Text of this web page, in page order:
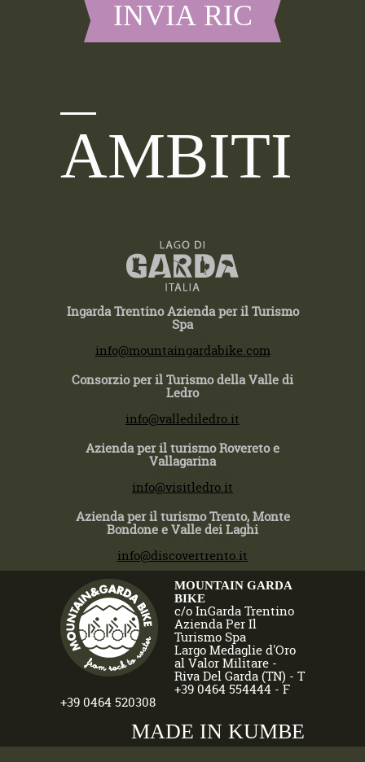
AMBITI
Ingarda Trentino Azienda per il Turismo
Spa
info@mountaingardabike.com
Consorzio per il Turismo della Valle di
Ledro
info@vallediledro.it
Azienda per il turismo Rovereto e
Vallagarina
info@visitledro.it
Azienda per il turismo Trento, Monte
Bondone e Valle dei Laghi
info@discovertrento.it
MOUNTAIN GARDA
BIKE
c/o InGarda Trentino
Azienda Per Il
Turismo Spa
Largo Medaglie d'Oro
al Valor Militare -
Riva Del Garda (TN) - T
+39 0464 554444 - F
+39 0464 520308
MADE IN KUMBE